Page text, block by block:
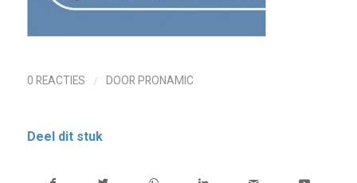
0 REACTIES / DOOR PRONAMIC
Deel dit stuk